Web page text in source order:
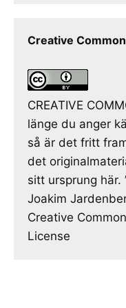
Creative
CREATIVE
länge du anger
så är det fritt
det
sitt ursprung här.
Joakim
Creative
License